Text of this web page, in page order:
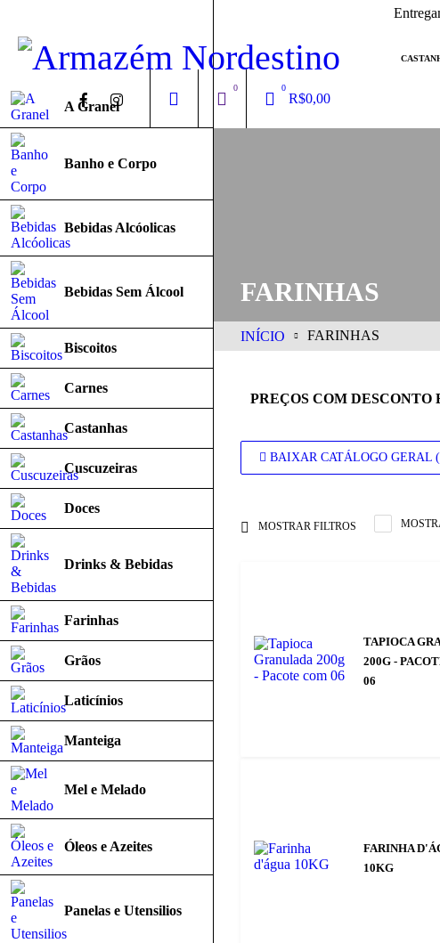
0 0
R$0,00
A Granel
Banho e Corpo
Bebidas Alcóolicas
Bebidas Sem Álcool
Biscoitos
Carnes
Castanhas
Cuscuzeiras
Doces
Drinks & Bebidas
Farinhas
Grãos
Laticínios
Manteiga
Mel e Melado
Óleos e Azeites
Panelas e Utensilios
FARINHAS
INÍCIO FARINHAS
PREÇOS COM
BAIXAR CATÁLOGO GERAL
MOSTRAR FILTROS
TAPIOCA
200G -
06
FARINHA
10KG